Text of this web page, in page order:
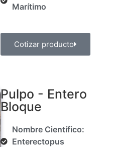
Marítimo
Cotizar producto
Pulpo - Entero
Bloque
Nombre Científico:
Enterectopus